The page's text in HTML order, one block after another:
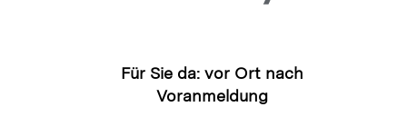
Für Sie da: vor Ort nach
Voranmeldung